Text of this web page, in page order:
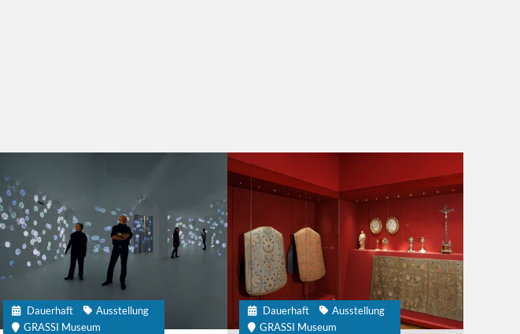
Dauerhaft
Ausstellung
GRASSI Museum
Dauerhaft
Ausstellung
GRASSI Museum